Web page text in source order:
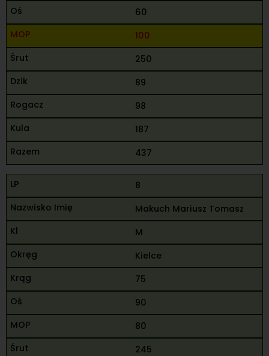
60
100
250
89
98
187
437
8
Makuch Mariusz Tomasz
M
Kielce
75
90
80
245